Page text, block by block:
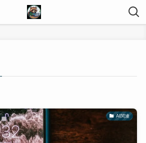
AI関連